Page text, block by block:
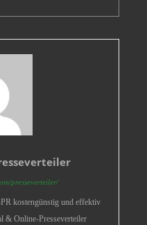
presseverteiler/
kostengünstig und effektiv
& Online-Presseverteiler